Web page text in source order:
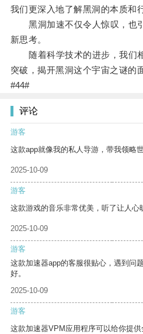
我们更深入地了解黑洞的本质和
黑洞加速不仅令人惊叹，也
新思考。
随着科学技术的进步，我们
突破，揭开黑洞这个宇宙之谜的
#44#
评论
游客
这款app就像我的私人导游，带我领略
2025-10-09
游客
这款游戏的音乐非常优美，听了让人心
2025-10-09
游客
这款加速器app的客服很贴心，遇到问
好。
2025-10-09
游客
这款加速器VPM应用程序可以给你提供